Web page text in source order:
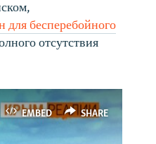
для бесперебойного
отсутствия
EMBED SHARE